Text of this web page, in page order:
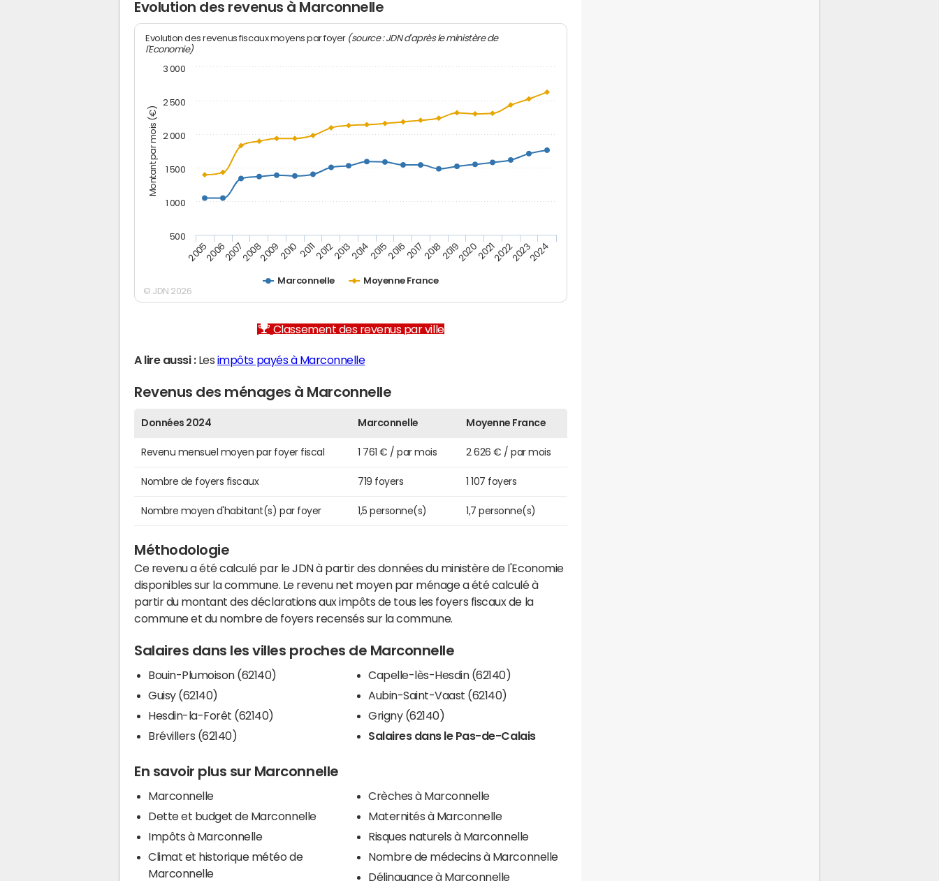
Evolution des revenus à Marconnelle
Montant par mois (€)
Evolution des revenus fiscaux moyens par foyer (source : JDN d'après le ministère de
l'Economie)
Marconnelle Moyenne France
200520062007200820092010 20112012201320142015201620172018201920202021202220232024
500
1 000
1 500
2 000
2 500
3 000
© JDN 2026
Classement des revenus par ville
A lire aussi :Les impôts payés à Marconnelle
Revenus des ménages à Marconnelle
Données 2024 Marconnelle Moyenne France
Revenu mensuel moyen par foyer fiscal 1 761 € / par mois 2 626 € / par mois
Nombre de foyers fiscaux 719 foyers 1 107 foyers
Nombre moyen d'habitant(s) par foyer 1,5 personne(s) 1,7 personne(s)
Méthodologie
Ce revenu a été calculé par le JDN à partir des données du ministère de l'Economie
disponibles sur la commune. Le revenu net moyen par ménage a été calculé à
partir du montant des déclarations aux impôts de tous les foyers fiscaux de la
commune et du nombre de foyers recensés sur la commune.
Salaires dans les villes proches de Marconnelle
Bouin-Plumoison (62140)
Guisy (62140)
Hesdin-la-Forêt (62140)
Brévillers (62140)
Capelle-lès-Hesdin (62140)
Aubin-Saint-Vaast (62140)
Grigny (62140)
Salaires dans le Pas-de-Calais
En savoir plus sur Marconnelle
Marconnelle
Dette et budget de Marconnelle
Impôts à Marconnelle
Climat et historique météo de
Marconnelle
Crèches à Marconnelle
Maternités à Marconnelle
Risques naturels à Marconnelle
Nombre de médecins à Marconnelle
Délinquance à Marconnelle